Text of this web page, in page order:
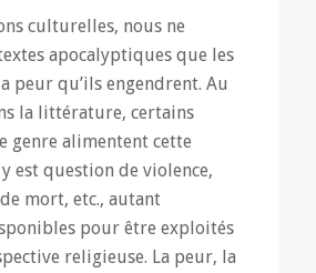
culturelles, nous ne
apocalyptiques que les
peur qu’ils engendrent. Au
la littérature, certains
genre alimentent cette
est question de violence,
mort, etc., autant
pour être exploités
religieuse. La peur, la